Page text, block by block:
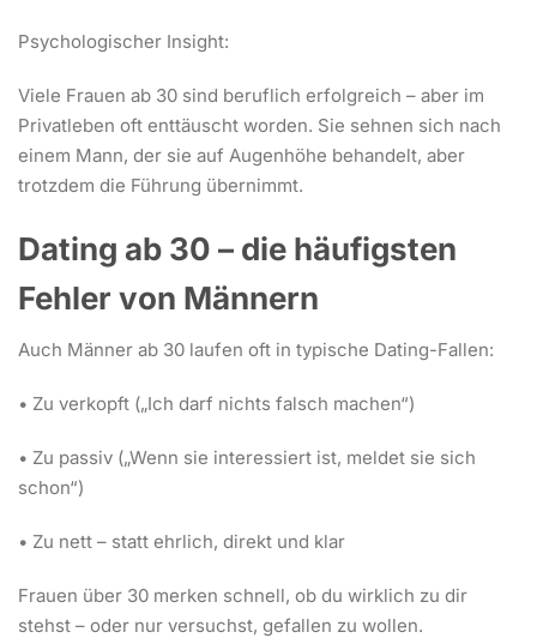
Psychologischer Insight:
Viele Frauen ab 30 sind beruflich erfolgreich – aber im
Privatleben oft enttäuscht worden. Sie sehnen sich nach
einem Mann, der sie auf Augenhöhe behandelt, aber
trotzdem die Führung übernimmt.
Dating ab 30 – die häufigsten
Fehler von Männern
Auch Männer ab 30 laufen oft in typische Dating-Fallen:
• Zu verkopft („Ich darf nichts falsch machen“)
• Zu passiv („Wenn sie interessiert ist, meldet sie sich
schon“)
• Zu nett – statt ehrlich, direkt und klar
Frauen über 30 merken schnell, ob du wirklich zu dir
stehst – oder nur versuchst, gefallen zu wollen.